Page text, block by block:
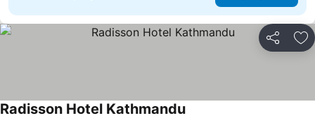
Partilhar
Radisson Hotel Kathmandu